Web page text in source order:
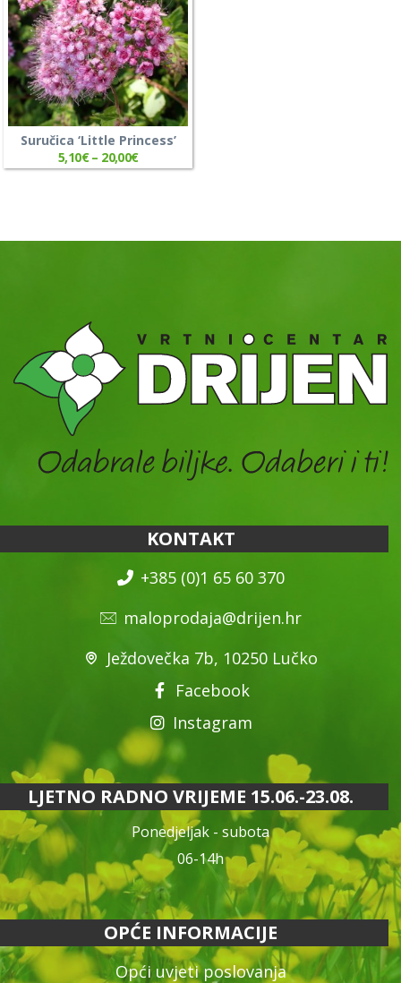
Suručica ‘Little Princess’
5,10€– 20,00€
KONTAKT
+385 (0)1 65 60 370
maloprodaja@drijen.hr
Ježdovečka 7b, 10250 Lučko
Facebook
Instagram
LJETNO RADNO VRIJEME 15.06.-23.08.
Ponedjeljak - subota
06-14h
OPĆE INFORMACIJE
Opći uvjeti poslovanja